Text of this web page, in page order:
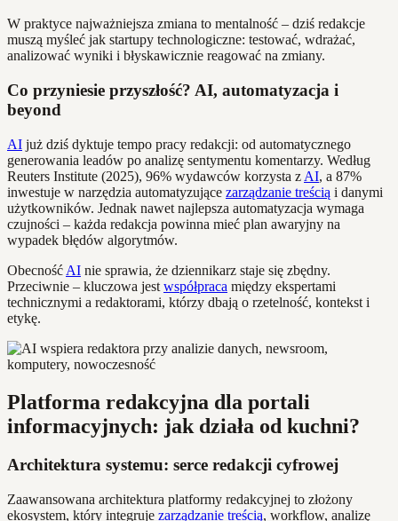
W praktyce najważniejsza zmiana to mentalność – dziś redakcje
muszą myśleć jak startupy technologiczne: testować, wdrażać,
analizować wyniki i błyskawicznie reagować na zmiany.
Co przyniesie przyszłość? AI, automatyzacja i
beyond
AI już dziś dyktuje tempo pracy redakcji: od automatycznego
generowania leadów po analizę sentymentu komentarzy. Według
Reuters Institute (2025), 96% wydawców korzysta z AI, a 87%
inwestuje w narzędzia automatyzujące zarządzanie treścią i danymi
użytkowników. Jednak nawet najlepsza automatyzacja wymaga
czujności – każda redakcja powinna mieć plan awaryjny na
wypadek błędów algorytmów.
Obecność AI nie sprawia, że dziennikarz staje się zbędny.
Przeciwnie – kluczowa jest współpraca między ekspertami
technicznymi a redaktorami, którzy dbają o rzetelność, kontekst i
etykę.
Platforma redakcyjna dla portali
informacyjnych: jak działa od kuchni?
Architektura systemu: serce redakcji cyfrowej
Zaawansowana architektura platformy redakcyjnej to złożony
ekosystem, który integruje zarządzanie treścią, workflow, analizę